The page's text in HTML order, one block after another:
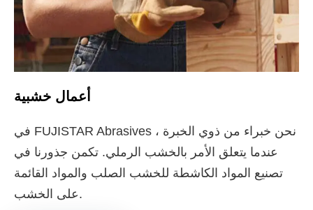
أعمال خشبية
في FUJISTAR Abrasives ، نحن خبراء من ذوي الخبرة
عندما يتعلق الأمر بالخشب الرملي. تكمن جذورنا في
تصنيع المواد الكاشطة للخشب الصلب والمواد القائمة
على الخشب.